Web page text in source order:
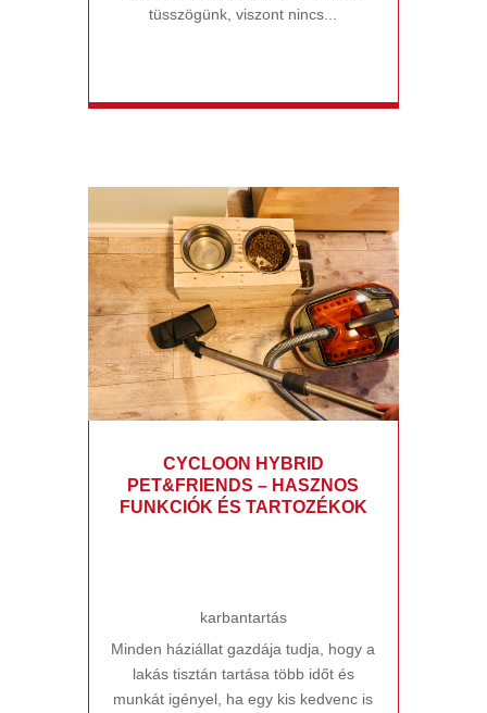
tüsszögünk, viszont nincs...
CYCLOON HYBRID
PET&FRIENDS – HASZNOS
FUNKCIÓK ÉS TARTOZÉKOK
karbantartás
Minden háziállat gazdája tudja, hogy a
lakás tisztán tartása több időt és
munkát igényel, ha egy kis kedvenc is